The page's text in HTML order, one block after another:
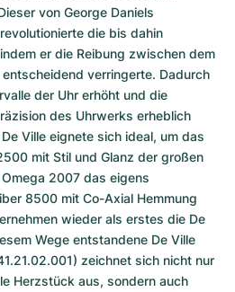
von George Daniels
die bis dahin
er die Reibung zwischen dem
verringerte. Dadurch
der Uhr erhöht und die
des Uhrwerks erheblich
Ville eignete sich ideal, um das
mit Stil und Glanz der großen
2007 das eigens
8500 mit Co-Axial Hemmung
wieder als erstes die De
Wege entstandene De Ville
zeichnet sich nicht nur
Herzstück aus, sondern auch